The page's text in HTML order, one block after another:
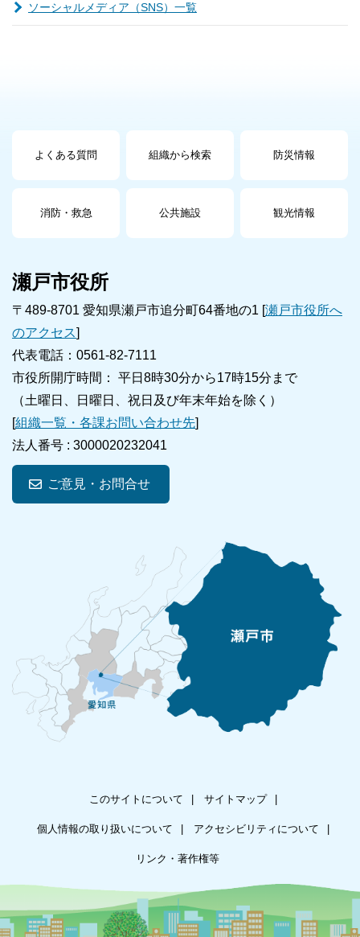
ソーシャルメディア（SNS）一覧
よくある質問 組織から検索 防災情報
消防・救急 公共施設 観光情報
瀬戸市役所
〒489-8701 愛知県瀬戸市追分町64番地の1 [瀬戸市役所へ
のアクセス]
代表電話：0561-82-7111
市役所開庁時間： 平日8時30分から17時15分まで
（土曜日、日曜日、祝日及び年末年始を除く）
[組織一覧・各課お問い合わせ先]
法人番号 : 3000020232041
ご意見・お問合せ
このサイトについて サイトマップ
個人情報の取り扱いについて アクセシビリティについて
リンク・著作権等